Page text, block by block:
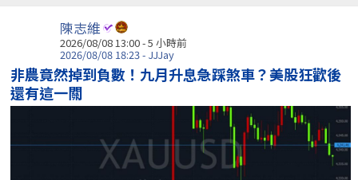
陳志維
2026/08/08 13:00 -5 小時前
2026/08/08 18:23 - JJJay
非農竟然掉到負數！九月升息急踩煞車？美股狂歡後
還有這一關